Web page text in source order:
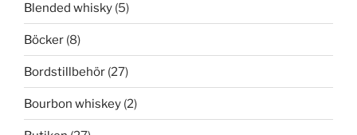
Blended whisky (5)
Böcker (8)
Bordstillbehör (27)
Bourbon whiskey (2)